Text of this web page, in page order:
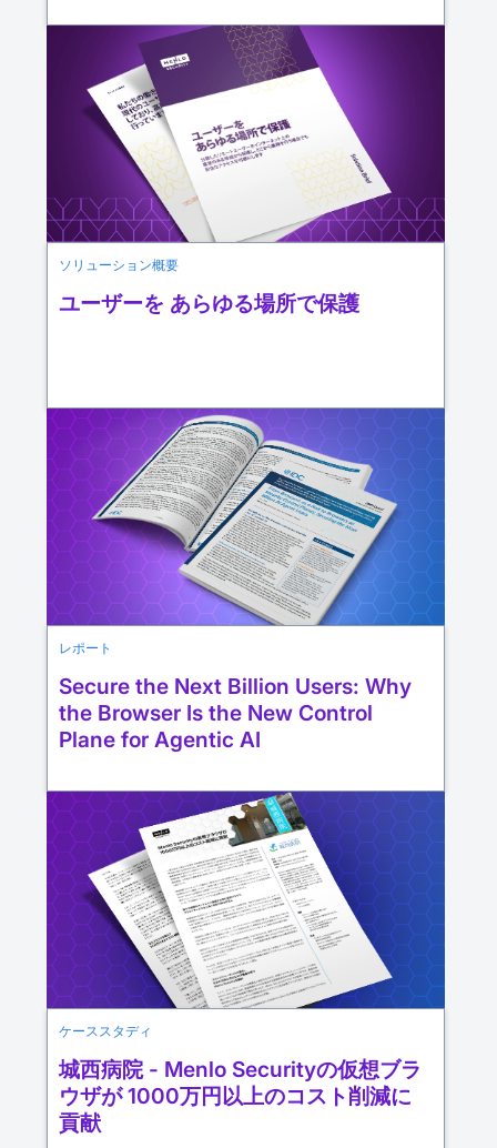
ソリューション概要
ユーザーを あらゆる場所で保護
レポート
Secure the Next Billion Users: Why
the Browser Is the New Control
Plane for Agentic AI
ケーススタディ
城西病院 - Menlo Securityの仮想ブラ
ウザが 1000万円以上のコスト削減に
貢献